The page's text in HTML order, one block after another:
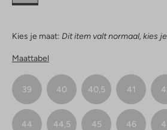
Kies je maat: Dit item valt normaal, kies
Maattabel
39 40 40,5 41
44 44,5 45 46